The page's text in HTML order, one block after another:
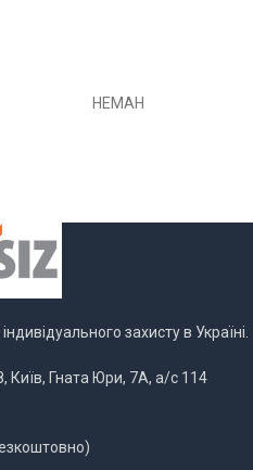
НЕМАН
захисту в Україні.
Київ, Гната Юри, 7А, а/с 114